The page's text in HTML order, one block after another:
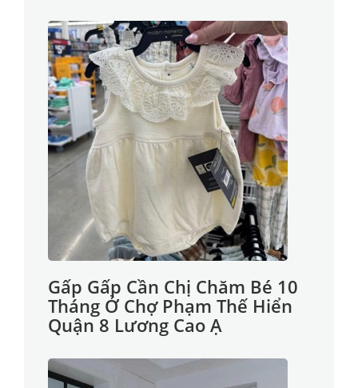
Gấp Gấp Cần Chị Chăm Bé 10
Tháng Ở Chợ Phạm Thế Hiển
Quận 8 Lương Cao Ạ